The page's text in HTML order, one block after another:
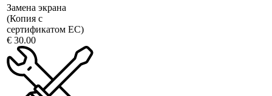
Замена экрана
(Копия с
сертификатом ЕС)
€ 30.00